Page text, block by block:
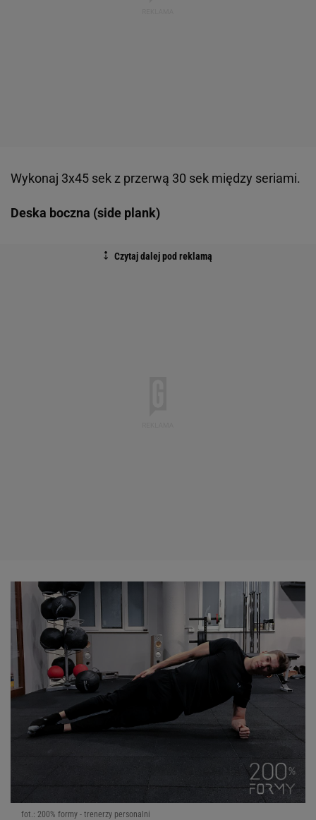
Wykonaj 3x45 sek z przerwą 30 sek między seriami.
Deska boczna (side plank)
fot.: 200% formy - trenerzy personalni